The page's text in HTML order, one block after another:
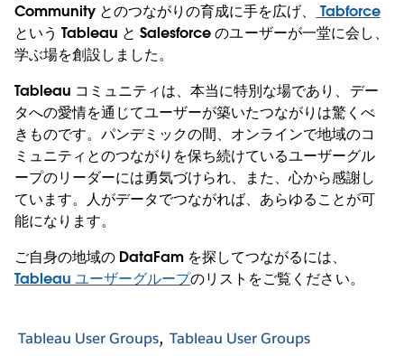
Community とのつながりの育成に手を広げ、
Tabforce
という Tableau と Salesforce のユーザーが一堂に会し、
学ぶ場を創設しました。
Tableau コミュニティは、本当に特別な場であり、デー
タへの愛情を通じてユーザーが築いたつながりは驚くべ
きものです。パンデミックの間、オンラインで地域のコ
ミュニティとのつながりを保ち続けているユーザーグル
ープのリーダーには勇気づけられ、また、心から感謝し
ています。人がデータでつながれば、あらゆることが可
能になります。
ご自身の地域の DataFam を探してつながるには、
Tableau ユーザーグループのリストをご覧ください。
Tableau User Groups Tableau User Groups